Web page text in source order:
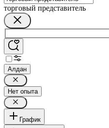
торговый представитель
Алдан
Нет опыта
График